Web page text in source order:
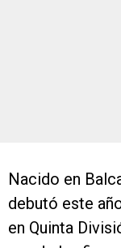
Nacido en
debutó este
en Quinta